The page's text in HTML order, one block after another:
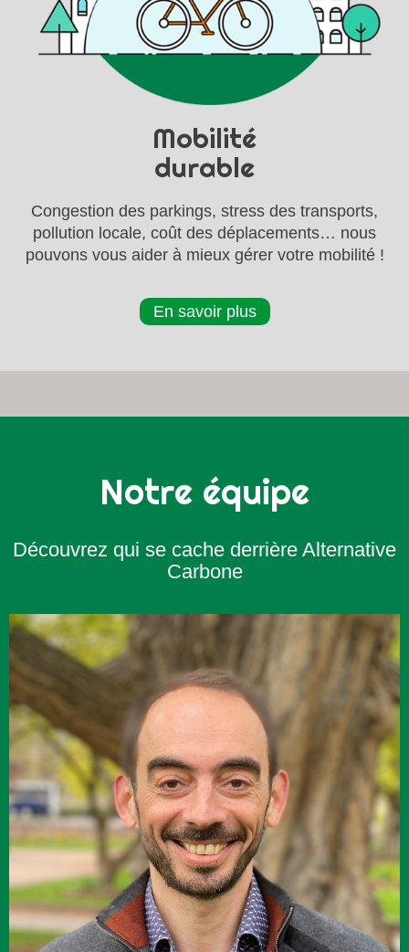
Mobilité
durable
Congestion des parkings, stress des transports,
pollution locale, coût des déplacements… nous
pouvons vous aider à mieux gérer votre mobilité !
En savoir plus
Notre équipe
Découvrez qui se cache derrière Alternative
Carbone